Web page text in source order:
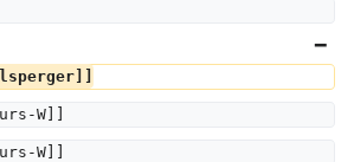
W]]
W]]